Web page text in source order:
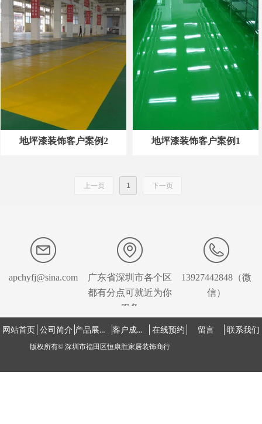
地坪漆装饰客户案例2 地坪漆装饰客户案例1
上一页 1 下一页
网站首页 公司简介 产品展示中心 客户成功案例 在线预约 留言 联系我们
版权所有© 深圳市福田区恒康胜家居装饰商行
apchyfj@sina.com
广东省深圳市各个区
都有分点可就近为你
服务
13927442848（微
信）